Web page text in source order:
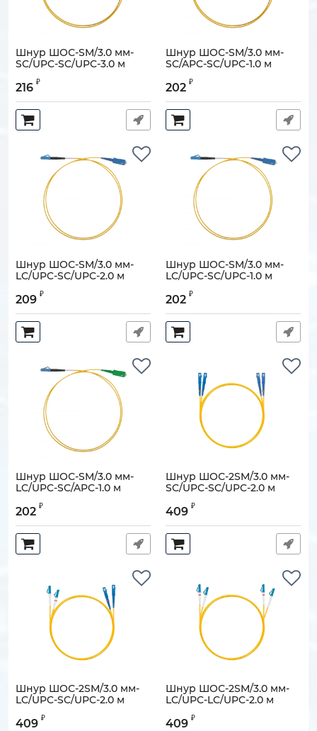
Шнур ШОС-SM/3.0 мм-
SC/UPC-SC/UPC-3.0 м
Артикул:
216 ₽
Шнур ШОС-SM/3.0 мм-
SC/APC-SC/UPC-1.0 м
Артикул:
202 ₽
Шнур ШОС-SM/3.0 мм-
LC/UPC-SC/UPC-2.0 м
Артикул:
209 ₽
Шнур ШОС-SM/3.0 мм-
LC/UPC-SC/UPC-1.0 м
Артикул:
202 ₽
Шнур ШОС-SM/3.0 мм-
LC/UPC-SC/APC-1.0 м
Артикул:
202 ₽
Шнур ШОС-2SM/3.0 мм-
SC/UPC-SC/UPC-2.0 м
Артикул:
409 ₽
Шнур ШОС-2SM/3.0 мм-
LC/UPC-SC/UPC-2.0 м
Артикул:
409 ₽
Шнур ШОС-2SM/3.0 мм-
LC/UPC-LC/UPC-2.0 м
Артикул:
409 ₽